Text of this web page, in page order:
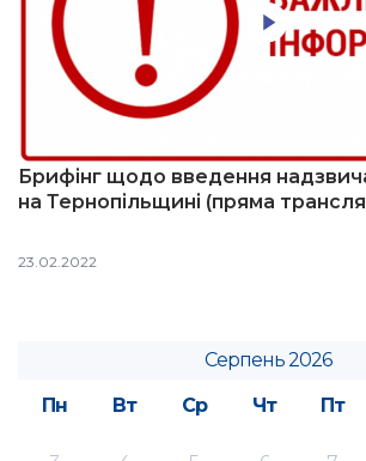
Брифінг щодо введення
на Тернопільщині (пряма
23.02.2022
Серпень 2026
Пн
Вт Ср Чт Пт